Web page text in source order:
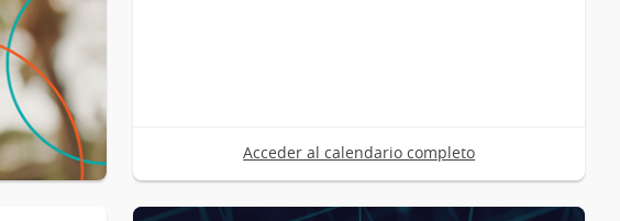
Acceder al calendario completo